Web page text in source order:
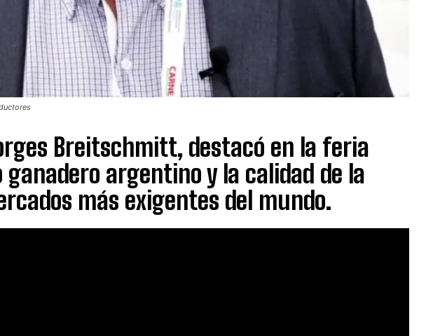
Breitschmitt, destacó en la feria
ganadero argentino y la calidad de la
más exigentes del mundo.